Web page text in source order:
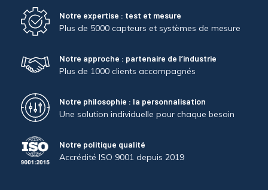
Notre expertise : test et mesure
Plus de 5000 capteurs et systèmes de mesure
Notre approche : partenaire de l’industrie
Plus de 1000 clients accompagnés
Notre philosophie : la personnalisation
Une solution individuelle pour chaque besoin
Notre politique qualité
Accrédité ISO 9001 depuis 2019